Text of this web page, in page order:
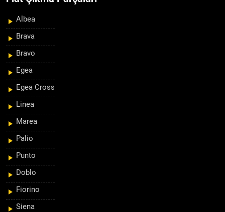
Albea
Brava
Bravo
Egea
Egea Cross
Linea
Marea
Palio
Punto
Doblo
Fiorino
Siena